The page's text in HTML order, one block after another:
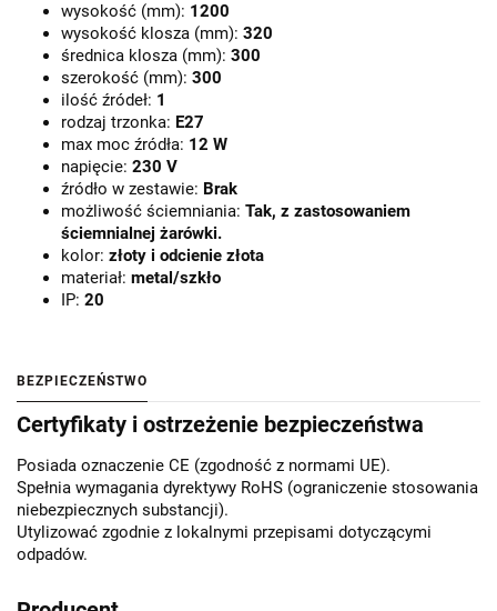
wysokość (mm): 1200
wysokość klosza (mm): 320
średnica klosza (mm): 300
szerokość (mm): 300
ilość źródeł: 1
rodzaj trzonka: E27
max moc źródła: 12 W
napięcie: 230 V
źródło w zestawie: Brak
możliwość ściemniania: Tak, z zastosowaniem
ściemnialnej żarówki.
kolor: złoty i odcienie złota
materiał: metal/szkło
IP: 20
BEZPIECZEŃSTWO
Certyfikaty i ostrzeżenie bezpieczeństwa
Posiada oznaczenie CE (zgodność z normami UE).
Spełnia wymagania dyrektywy RoHS (ograniczenie stosowania
niebezpiecznych substancji).
Utylizować zgodnie z lokalnymi przepisami dotyczącymi
odpadów.